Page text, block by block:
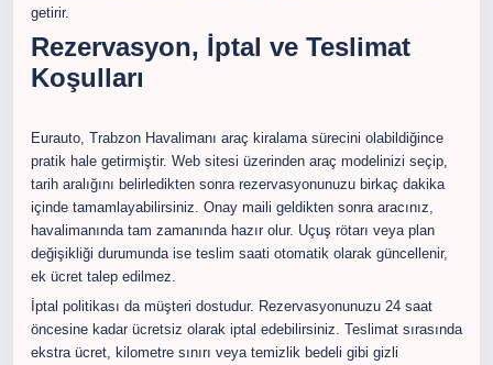
getirir.
Rezervasyon, İptal ve Teslimat
Koşulları
Eurauto, Trabzon Havalimanı araç kiralama sürecini olabildiğince
pratik hale getirmiştir. Web sitesi üzerinden araç modelinizi seçip,
tarih aralığını belirledikten sonra rezervasyonunuzu birkaç dakika
içinde tamamlayabilirsiniz. Onay maili geldikten sonra aracınız,
havalimanında tam zamanında hazır olur. Uçuş rötarı veya plan
değişikliği durumunda ise teslim saati otomatik olarak güncellenir,
ek ücret talep edilmez.
İptal politikası da müşteri dostudur. Rezervasyonunuzu 24 saat
öncesine kadar ücretsiz olarak iptal edebilirsiniz. Teslimat sırasında
ekstra ücret, kilometre sınırı veya temizlik bedeli gibi gizli